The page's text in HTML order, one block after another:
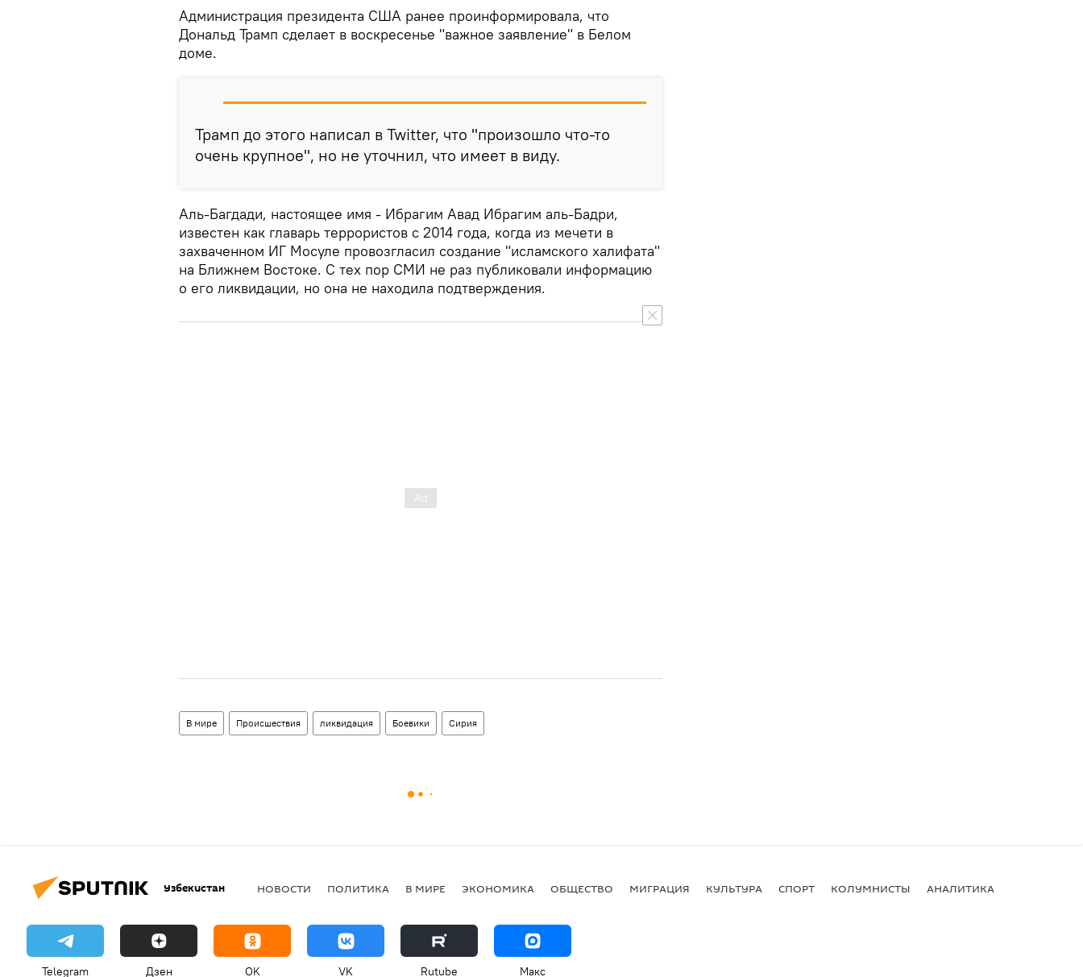
Администрация президента США ранее проинформировала, что
Дональд Трамп сделает в воскресенье "важное заявление" в Белом
доме.
Трамп до этого написал в Twitter, что "произошло что-то
очень крупное", но не уточнил, что имеет в виду.
Аль-Багдади, настоящее имя - Ибрагим Авад Ибрагим аль-Бадри,
известен как главарь террористов с 2014 года, когда из мечети в
захваченном ИГ Мосуле провозгласил создание "исламского халифата"
на Ближнем Востоке. С тех пор СМИ не раз публиковали информацию
о его ликвидации, но она не находила подтверждения.
В мире Происшествия ликвидация Боевики Сирия
Узбекистан НОВОСТИ ПОЛИТИКА В МИРЕ ЭКОНОМИКА ОБЩЕСТВО МИГРАЦИЯ КУЛЬТУРА СПОРТ КОЛУМНИСТЫ АНАЛИТИКА
Telegram Дзен OK VK Rutube Макс